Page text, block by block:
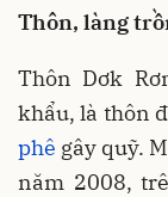
Thôn, làng
Thôn Dơk
khẩu, là thôn
phê gây quỹ.
năm 2008,